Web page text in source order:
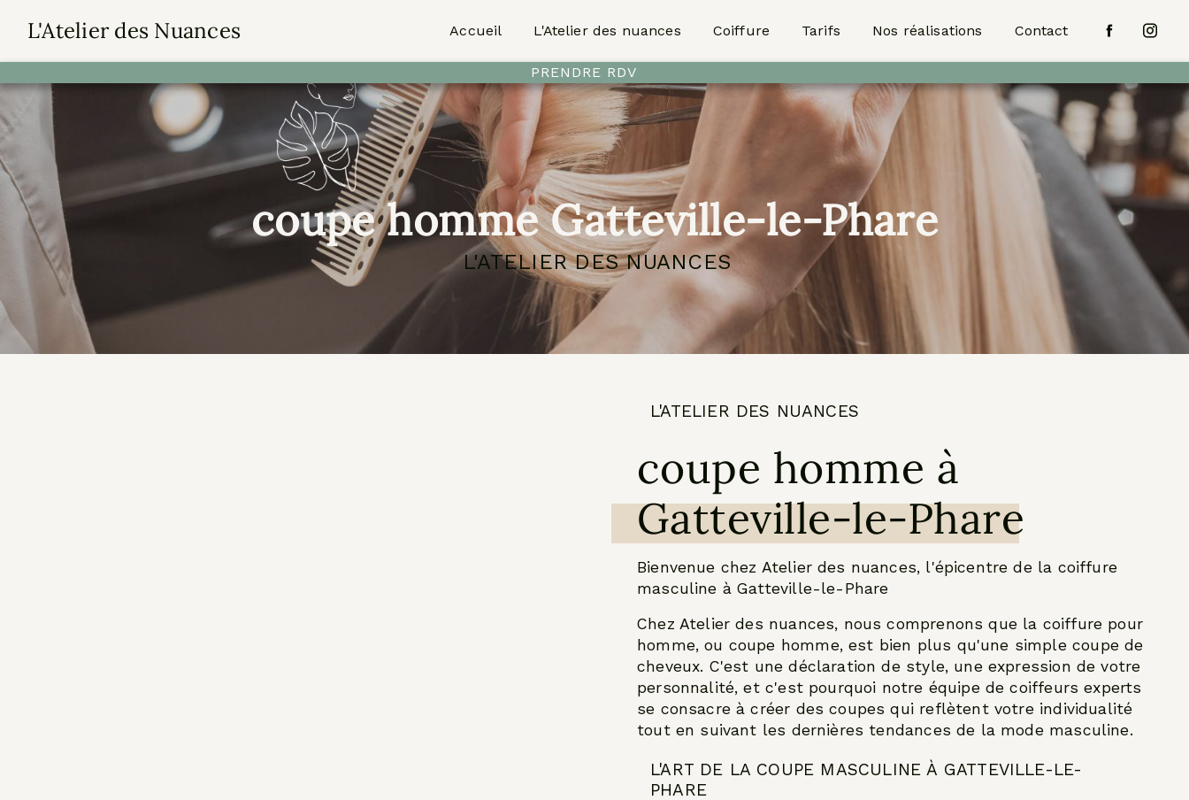
L'Atelier des Nuances Accueil L'Atelier des nuances Coiffure Tarifs Nos réalisations Contact
PRENDRE RDV
coupe homme Gatteville-le-Phare
L'ATELIER DES NUANCES
L'ATELIER DES NUANCES
coupe homme à
Gatteville-le-Phare
Bienvenue chez Atelier des nuances, l'épicentre de la coiffure
masculine à Gatteville-le-Phare
Chez Atelier des nuances, nous comprenons que la coiffure pour
homme, ou coupe homme, est bien plus qu'une simple coupe de
cheveux. C'est une déclaration de style, une expression de votre
personnalité, et c'est pourquoi notre équipe de coiffeurs experts
se consacre à créer des coupes qui reflètent votre individualité
tout en suivant les dernières tendances de la mode masculine.
L'ART DE LA COUPE MASCULINE À GATTEVILLE-LE-
PHARE